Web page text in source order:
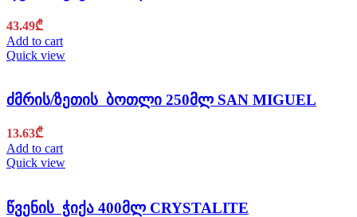
43.49₾
Add to cart
Quick view
ძმრის/ზეთის ბოთლი 250მლ SAN MIGUEL
13.63₾
Add to cart
Quick view
წვენის ჭიქა 400მლ CRYSTALITE